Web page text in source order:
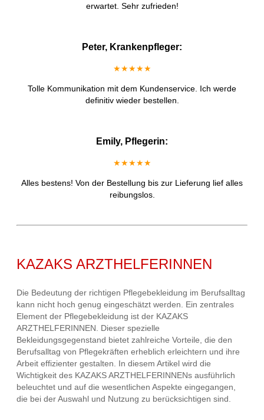
erwartet. Sehr zufrieden!
Peter, Krankenpfleger:
★★★★★
Tolle Kommunikation mit dem Kundenservice. Ich werde
definitiv wieder bestellen.
Emily, Pflegerin:
★★★★★
Alles bestens! Von der Bestellung bis zur Lieferung lief alles
reibungslos.
KAZAKS ARZTHELFERINNEN
Die Bedeutung der richtigen Pflegebekleidung im Berufsalltag
kann nicht hoch genug eingeschätzt werden. Ein zentrales
Element der Pflegebekleidung ist der KAZAKS
ARZTHELFERINNEN. Dieser spezielle
Bekleidungsgegenstand bietet zahlreiche Vorteile, die den
Berufsalltag von Pflegekräften erheblich erleichtern und ihre
Arbeit effizienter gestalten. In diesem Artikel wird die
Wichtigkeit des KAZAKS ARZTHELFERINNENs ausführlich
beleuchtet und auf die wesentlichen Aspekte eingegangen,
die bei der Auswahl und Nutzung zu berücksichtigen sind.